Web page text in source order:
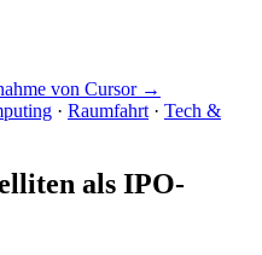
von Cursor →
· Raumfahrt · Tech &
als IPO-